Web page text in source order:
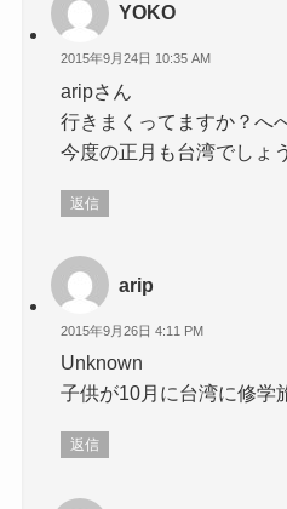
YOKO
2015年9月24日 10:35 AM
aripさん
行きまくってますか？へ
今度の正月も台湾でしょ
返信
arip
2015年9月26日 4:11 PM
Unknown
子供が10月に台湾に修学
返信